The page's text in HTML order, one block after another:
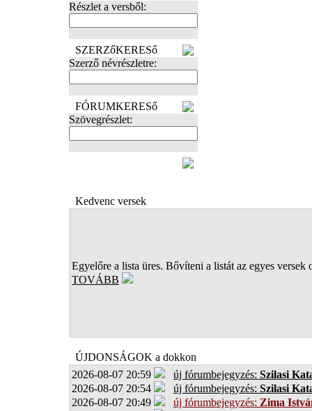
Részlet a versből:
SZERZőKERESő
Szerző névrészletre:
FÓRUMKERESő
Szövegrészlet:
Kedvenc versek
Egyelőre a lista üres. Bővíteni a listát az egyes versek
TOVÁBB
ÚJDONSÁGOK a dokkon
2026-08-07 20:59
új fórumbejegyzés: Szilasi
2026-08-07 20:54
új fórumbejegyzés: Szilasi
2026-08-07 20:49
új fórumbejegyzés: Zima